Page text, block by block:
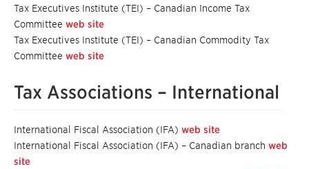
Tax Executives Institute (TEI) – Canadian Income Tax
Committee web site
Tax Executives Institute (TEI) – Canadian Commodity Tax
Committee web site
Tax Associations – International
International Fiscal Association (IFA) web site
International Fiscal Association (IFA) – Canadian branch web
site